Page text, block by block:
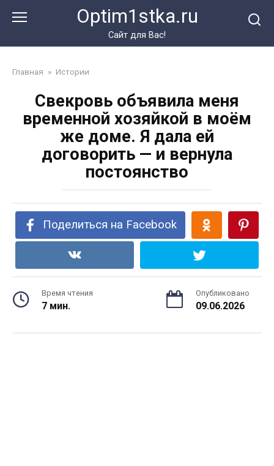
Optim1stka.ru
Сайт для Вас!
Главная » Истории
Свекровь объявила меня
временной хозяйкой в моём
же доме. Я дала ей
договорить — и вернула
постоянство
Поделиться на Facebook
Время чтения
7 мин.
Опубликовано
09.06.2026